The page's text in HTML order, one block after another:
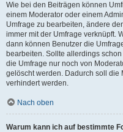
Wie bei den Beiträgen können
einem Moderator oder einem
Umfrage zu bearbeiten, ändere
immer mit der Umfrage verknüpft.
dann können Benutzer die
bearbeiten. Sollte allerdings
die Umfrage nur noch von
gelöscht werden. Dadurch soll
verhindert werden.
Nach oben
Warum kann ich auf bestimmte